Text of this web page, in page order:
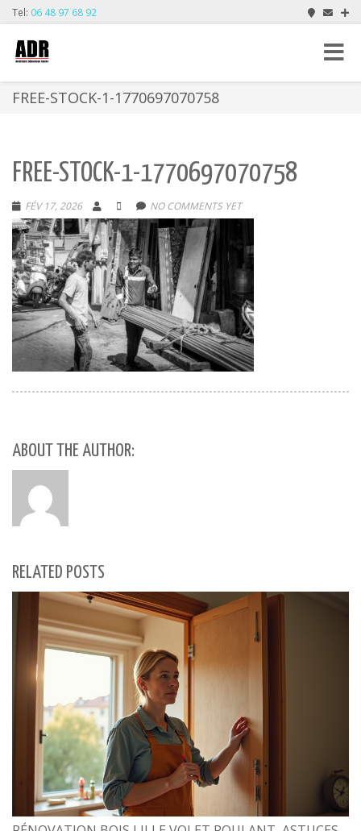
Tel: 06 48 97 68 92
Toggle
FREE-STOCK-1-1770697070758
FREE-STOCK-1-1770697070758
FÉV 17, 2026 NO COMMENTS YET
ABOUT THE AUTHOR:
RELATED POSTS